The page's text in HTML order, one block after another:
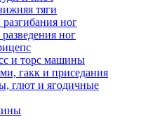
тяги
ног
ног
и торс машины
гакк и приседания
глют и ягодичные